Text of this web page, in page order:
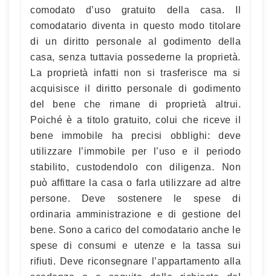
comodato d’uso gratuito della casa. Il
comodatario diventa in questo modo titolare
di un diritto personale al godimento della
casa, senza tuttavia possederne la proprietà.
La proprietà infatti non si trasferisce ma si
acquisisce il diritto personale di godimento
del bene che rimane di proprietà altrui.
Poiché è a titolo gratuito, colui che riceve il
bene immobile ha precisi obblighi: deve
utilizzare l’immobile per l’uso e il periodo
stabilito, custodendolo con diligenza. Non
può affittare la casa o farla utilizzare ad altre
persone. Deve sostenere le spese di
ordinaria amministrazione e di gestione del
bene. Sono a carico del comodatario anche le
spese di consumi e utenze e la tassa sui
rifiuti. Deve riconsegnare l’appartamento alla